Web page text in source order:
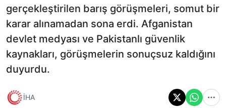
gerçekleştirilen barış görüşmeleri, somut bir
karar alınamadan sona erdi. Afganistan
devlet medyası ve Pakistanlı güvenlik
kaynakları, görüşmelerin sonuçsuz kaldığını
duyurdu.
İHA